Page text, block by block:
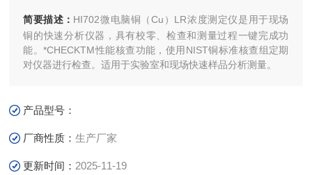
简要描述： HI702微电脑铜（Cu）LR浓度测定仪是用于现场
铜的快速分析仪器，具有校零、检查和测量过程一键完成功
能。*CHECKTM性能核查功能，使用NIST铜标准核查组定期
对仪器进行检查。适用于实验室和现场快速样品分析测量。
产品型号：
厂商性质：生产厂家
更新时间： 2025-11-19